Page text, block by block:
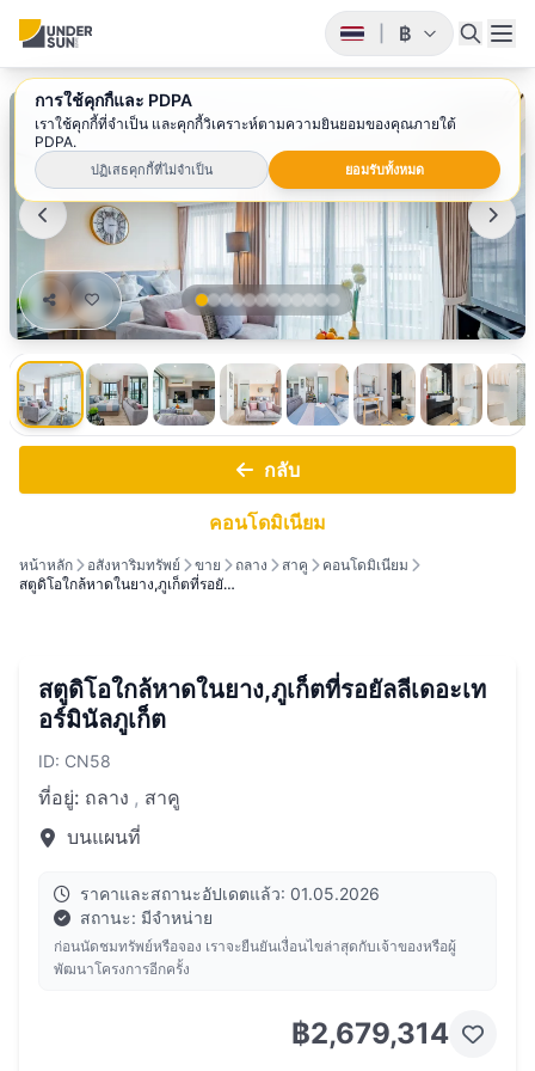
฿
กลับ
คอนโดมิเนียม
หน้าหลัก อสังหาริมทรัพย์ ขาย ถลาง สาคู
คอนโดมิเนียม
สตูดิโอใกล้หาดในยาง,ภูเก็ตที่รอยั…
สตูดิโอใกล้หาดในยาง,ภูเก็ตที่รอยัลลีเดอะเท
อร์มินัลภูเก็ต
ID: CN58
ที่อยู่: ถลาง , สาคู
บนแผนที่
ราคาและสถานะอัปเดตแล้ว: 01.05.2026
สถานะ: มีจำหน่าย
ก่อนนัดชมทรัพย์หรือจอง เราจะยืนยันเงื่อนไขล่าสุดกับเจ้าของหรือผู้
พัฒนาโครงการอีกครั้ง
฿2,679,314
การใช้คุกกี้และ PDPA
เราใช้คุกกี้ที่จำเป็น และคุกกี้วิเคราะห์ตามความยินยอมของคุณภายใต้
PDPA.
ปฏิเสธคุกกี้ที่ไม่จำเป็น ยอมรับทั้งหมด